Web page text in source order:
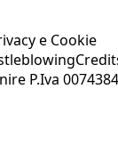
e Cookie
P.Iva